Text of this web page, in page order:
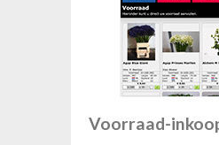
Voorraad-